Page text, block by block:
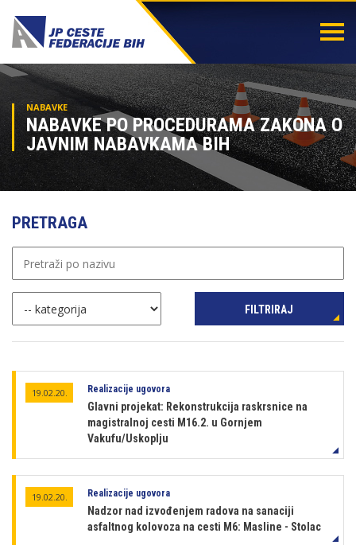
NABAVKE
NABAVKE PO PROCEDURAMA ZAKONA O
JAVNIM NABAVKAMA BIH
PRETRAGA
FILTRIRAJ
19.02.20. Realizacije ugovora
Glavni projekat: Rekonstrukcija raskrsnice na
magistralnoj cesti M16.2. u Gornjem
Vakufu/Uskoplju
19.02.20. Realizacije ugovora
Nadzor nad izvođenjem radova na sanaciji
asfaltnog kolovoza na cesti M6: Masline - Stolac